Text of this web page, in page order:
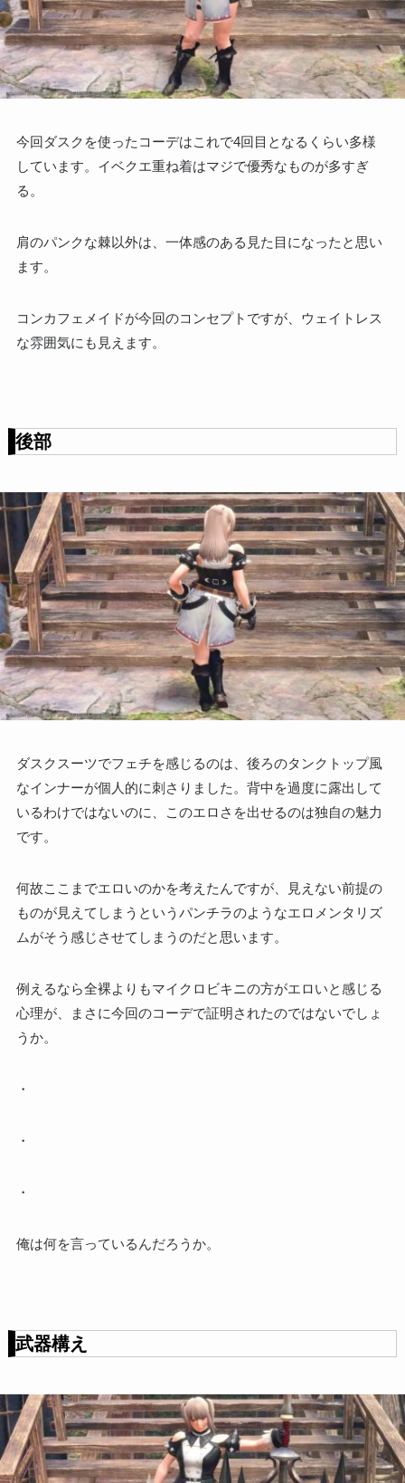
今回ダスクを使ったコーデはこれで4回目となるくらい多様
しています。イベクエ重ね着はマジで優秀なものが多すぎ
る。
肩のパンクな棘以外は、一体感のある見た目になったと思い
ます。
コンカフェメイドが今回のコンセプトですが、ウェイトレス
な雰囲気にも見えます。
後部
ダスクスーツでフェチを感じるのは、後ろのタンクトップ風
なインナーが個人的に刺さりました。背中を過度に露出して
いるわけではないのに、このエロさを出せるのは独自の魅力
です。
何故ここまでエロいのかを考えたんですが、見えない前提の
ものが見えてしまうというパンチラのようなエロメンタリズ
ムがそう感じさせてしまうのだと思います。
例えるなら全裸よりもマイクロビキニの方がエロいと感じる
心理が、まさに今回のコーデで証明されたのではないでしょ
うか。
・
・
・
俺は何を言っているんだろうか。
武器構え